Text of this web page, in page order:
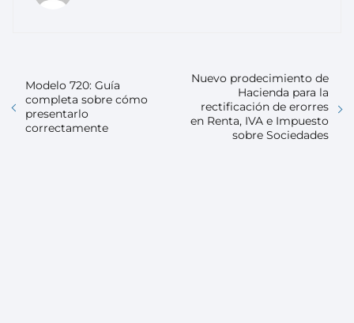
Modelo 720: Guía
completa sobre cómo
presentarlo
correctamente
Nuevo prodecimiento de
Hacienda para la
rectificación de erorres
en Renta, IVA e Impuesto
sobre Sociedades